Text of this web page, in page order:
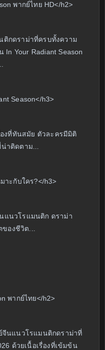
พากย์ไทย HD</h2>
กดราม่าที่ครบทั้งความ
Your Radiant Season
Season</h3>
งที่ทันสมัย ตัวละครมีมิติ
าติดตาม...
าะกับใคร?</h3>
แนวโรแมนติก ดราม่า
องชีวิต...
พากย์ไทย</h2>
จีนแนวโรแมนติกดราม่าที่
ด้วยเนื้อเรื่องที่เข้มข้น